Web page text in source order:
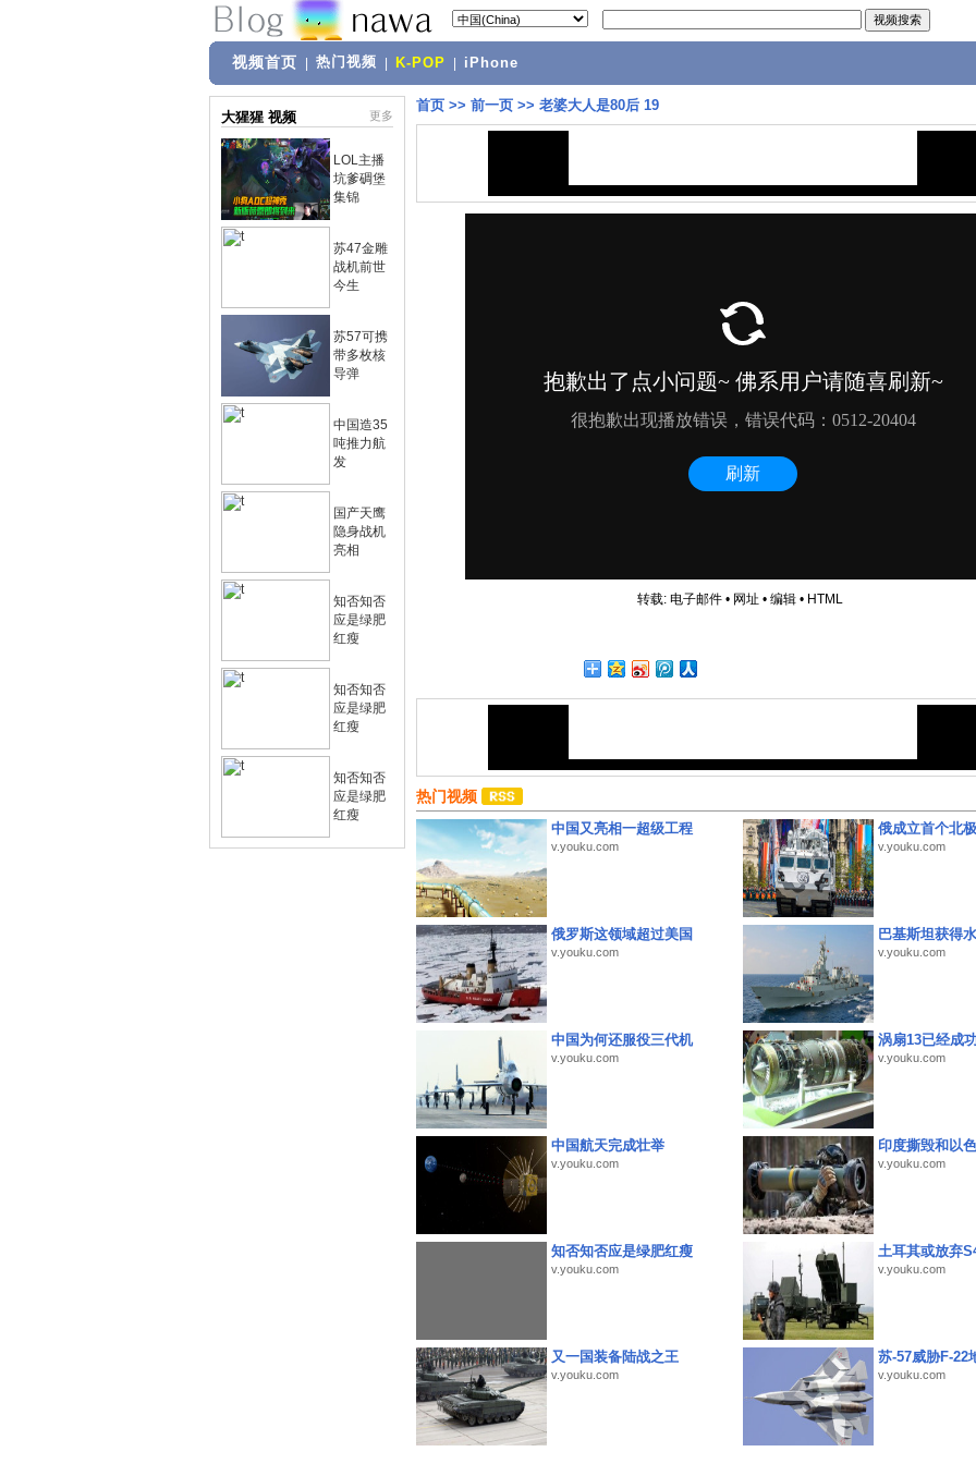
视频首页 热门视频 K-POP iPhone
大猩猩 视频 更多
LOL主播
坑爹碉堡
集锦
苏47金雕
战机前世
今生
苏57可携
带多枚核
导弹
中国造35
吨推力航
发
国产天鹰
隐身战机
亮相
知否知否
应是绿肥
红瘦
知否知否
应是绿肥
红瘦
知否知否
应是绿肥
红瘦
首页 >> 前一页 >> 老婆大人是80后 19
转载: 电子邮件• 网址 • 编辑• HTML
热门视频
中国又亮相一超级工程
v.youku.com
俄成立首个北
v.youku.com
俄罗斯这领域超过美国
v.youku.com
巴基斯坦获得
v.youku.com
中国为何还服役三代机
v.youku.com
涡扇13已经成
v.youku.com
中国航天完成壮举
v.youku.com
印度撕毁和以
v.youku.com
知否知否应是绿肥红瘦
v.youku.com
土耳其或放弃
v.youku.com
又一国装备陆战之王
v.youku.com
苏-57威胁F-22
v.youku.com